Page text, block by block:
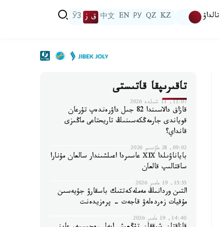
تالداۋ KZ
QZ
РУ
EN
中文 ق ز ЎЗ
تاقىرىپقا قاتىستى
11:07, 11 شىلدە 2026
قازاق دالاسىندا 82 جىل داۋرەندەپ تۇرعان
قوياندى جارمەڭكەسىنىڭ تاريحتاعى ماڭىزى
قانداي؟
09:02, 28 ماۋسىم 2026
باياناۋىلدا ⅩⅨ عاسىردا اعىلشىندار سالعان مۇنارا
ساقتالىپ قالعان
15:55, 19 مامىر 2026
التىن وردانىڭ مەملەكەتتىك باسقارۋ جۇيەسىن
مۇقيات زەردەلەۋ قاجەت - پرەزيدەنت
14:40, 19 مامىر 2026